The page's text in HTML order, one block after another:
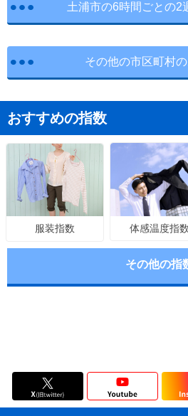
土浦市の6時間ごとの2
その他の市区町村
おすすめの指数
服装指数 体感温度指数
その他の指